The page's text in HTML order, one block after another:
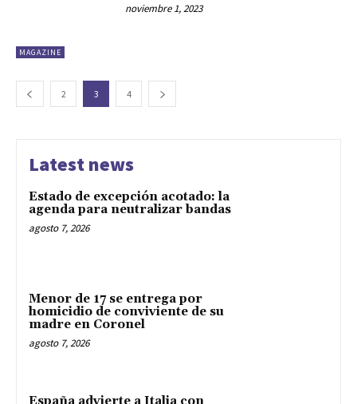
MAGAZINE
noviembre 1, 2023
2 3 4
Latest news
Estado de excepción acotado: la
agenda para neutralizar bandas
agosto 7, 2026
Menor de 17 se entrega por
homicidio de conviviente de su
madre en Coronel
agosto 7, 2026